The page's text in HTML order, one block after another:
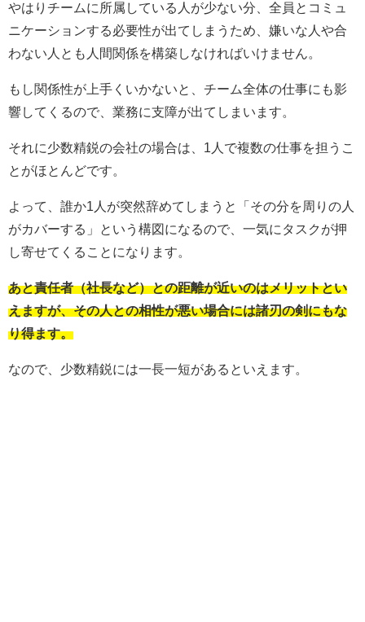
やはりチームに所属している人が少ない分、全員とコミュ
ニケーションする必要性が出てしまうため、嫌いな人や合
わない人とも人間関係を構築しなければいけません。
もし関係性が上手くいかないと、チーム全体の仕事にも影
響してくるので、業務に支障が出てしまいます。
それに少数精鋭の会社の場合は、1人で複数の仕事を担うこ
とがほとんどです。
よって、誰か1人が突然辞めてしまうと「その分を周りの人
がカバーする」という構図になるので、一気にタスクが押
し寄せてくることになります。
あと責任者（社長など）との距離が近いのはメリットとい
えますが、その人との相性が悪い場合には諸刃の剣にもな
り得ます。
なので、少数精鋭には一長一短があるといえます。